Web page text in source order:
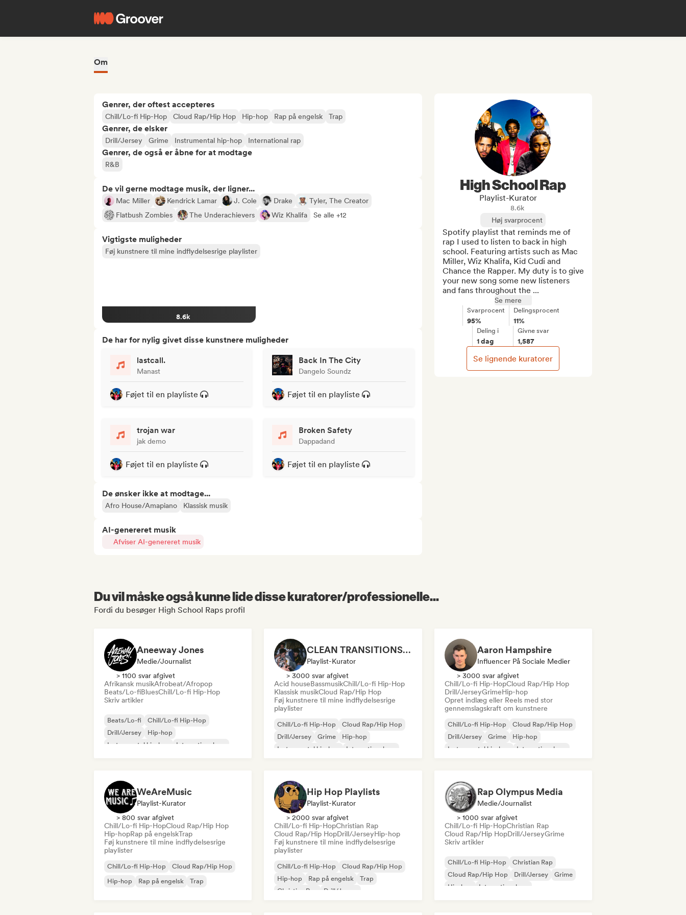
Om
Genrer, der oftest accepteres
Chill/Lo-fi Hip-Hop Cloud Rap/Hip Hop Hip-hop Rap på engelsk Trap
Genrer, de elsker
Drill/Jersey Grime Instrumental hip-hop International rap
Genrer, de også er åbne for at modtage
R&B
De vil gerne modtage musik, der ligner...
Mac Miller Kendrick Lamar J. Cole Drake
Tyler, The Creator
Flatbush Zombies
The Underachievers Wiz Khalifa Se alle +12
Vigtigste muligheder
Føj kunstnere til mine indflydelsesrige playlister
8.6k
De har for nylig givet disse kunstnere muligheder
lastcall.
Manast
Føjet til en playliste
Back In The City
Dangelo Soundz
Føjet til en playliste
trojan war
jak demo
Føjet til en playliste
Broken Safety
Dappadand
Føjet til en playliste
De ønsker ikke at modtage...
Afro House/Amapiano Klassisk musik
AI-genereret musik
Afviser AI-genereret musik
High School Rap
Playlist-Kurator
8.6k
Høj svarprocent
Spotify playlist that reminds me of
rap I used to listen to back in high
school. Featuring artists such as Mac
Miller, Wiz Khalifa, Kid Cudi and
Chance the Rapper. My duty is to give
your new song some new listeners
and fans throughout the ...
Se mere
Svarprocent
95%
Delingsprocent
11%
Deling i
1 dag
Givne svar
1,587
Se lignende kuratorer
Du vil måske også kunne lide disse kuratorer/professionelle...
Fordi du besøger High School Raps profil
Aneeway Jones
Medie/journalist
> 1100 svar afgivet
Afrikansk musikAfrobeat/Afropop
Beats/Lo-fiBluesChill/Lo-fi Hip-Hop
Skriv artikler
Beats/Lo-fi
Chill/Lo-fi Hip-Hop
Drill/Jersey
Hip-hop
Instrumental hip-hop
International rap
CLEAN TRANSITIONS😤
Playlist-Kurator
> 3000 svar afgivet
Acid houseBassmusikChill/Lo-fi Hip-Hop
Klassisk musikCloud Rap/Hip Hop
Føj kunstnere til mine indflydelsesrige
playlister
Chill/Lo-fi Hip-Hop
Cloud Rap/Hip Hop
Drill/Jersey
Grime
Hip-hop
Instrumental hip-hop
International rap
Aaron Hampshire
Influencer På Sociale Medier
> 3000 svar afgivet
Chill/Lo-fi Hip-HopCloud Rap/Hip Hop
Drill/JerseyGrimeHip-hop
Opret indlæg eller Reels med stor
gennemslagskraft om kunstnere
Chill/Lo-fi Hip-Hop
Cloud Rap/Hip Hop
Drill/Jersey
Grime
Hip-hop
Instrumental hip-hop
International rap
WeAreMusic
Playlist-Kurator
> 800 svar afgivet
Chill/Lo-fi Hip-HopCloud Rap/Hip Hop
Hip-hopRap på engelskTrap
Føj kunstnere til mine indflydelsesrige
playlister
Chill/Lo-fi Hip-Hop
Cloud Rap/Hip Hop
Hip-hop
Rap på engelsk Trap
Hip Hop Playlists
Playlist-Kurator
> 2000 svar afgivet
Chill/Lo-fi Hip-HopChristian Rap
Cloud Rap/Hip HopDrill/JerseyHip-hop
Føj kunstnere til mine indflydelsesrige
playlister
Chill/Lo-fi Hip-Hop
Cloud Rap/Hip Hop
Hip-hop
Rap på engelsk
Trap
Christian Rap
Drill/Jersey
Rap Olympus Media
Medie/journalist
> 1000 svar afgivet
Chill/Lo-fi Hip-HopChristian Rap
Cloud Rap/Hip HopDrill/JerseyGrime
Skriv artikler
Chill/Lo-fi Hip-Hop
Christian Rap
Cloud Rap/Hip Hop
Drill/Jersey
Grime
Hip-hop
International rap